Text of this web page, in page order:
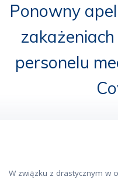
Ponowny
personelu
W związku z drastycznym w